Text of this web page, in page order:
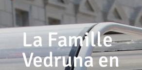
La Famille
Vedruna en